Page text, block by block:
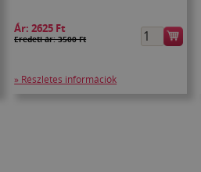
Ár:2625 Ft
Eredeti ár: 3500 Ft
» Részletes információk